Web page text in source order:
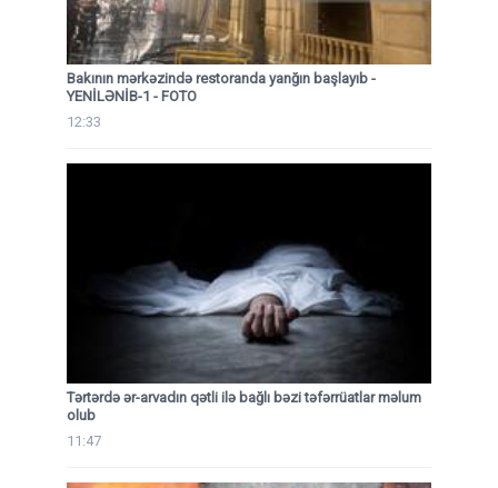
Bakının mərkəzində restoranda yanğın başlayıb -
YENİLƏNİB-1 - FOTO
12:33
Tərtərdə ər-arvadın qətli ilə bağlı bəzi təfərrüatlar məlum
olub
11:47